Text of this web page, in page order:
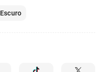
Escuro